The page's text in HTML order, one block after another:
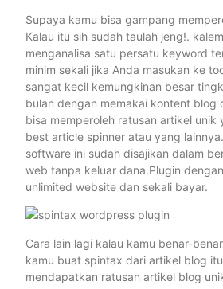
Supaya kamu bisa gampang
Kalau itu sih sudah taulah jeng!.
menganalisa satu persatu keyword
minim sekali jika Anda masukan ke
sangat kecil kemungkinan besar
bulan dengan memakai kontent blog
bisa memperoleh ratusan artikel
best article spinner atau yang
software ini sudah disajikan dalam
web tanpa keluar dana.Plugin
unlimited website dan sekali bayar.
Cara lain lagi kalau kamu benar-
kamu buat spintax dari artikel blog
mendapatkan ratusan artikel blog